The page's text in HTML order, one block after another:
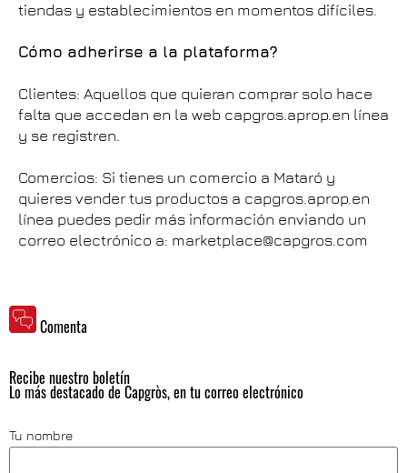
tiendas y establecimientos en momentos difíciles.
Cómo adherirse a la plataforma?
Clientes: Aquellos que quieran comprar solo hace
falta que accedan en la web capgros.aprop.en línea
y se registren.
Comercios: Si tienes un comercio a Mataró y
quieres vender tus productos a capgros.aprop.en
línea puedes pedir más información enviando un
correo electrónico a: marketplace@capgros.com
Comenta
Recibe nuestro boletín
Lo más destacado de Capgròs, en tu correo electrónico
Tu nombre